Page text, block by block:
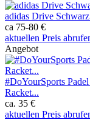
adidas Drive
ca 75-80 €
aktuellen Preis
Angebot
#DoYourSports
Racket...
ca. 35 €
aktuellen Preis